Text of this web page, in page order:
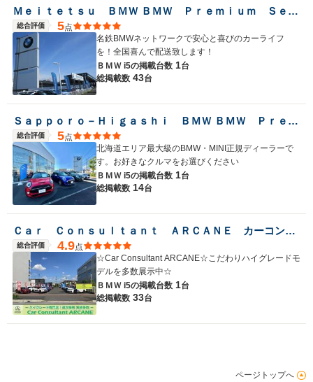
Ｍｅｉｔｅｔｓｕ ＢＭＷ ＢＭＷ Ｐｒｅｍｉｕｍ Ｓｅｌｅｃｔｉｏｎ 岐阜
総合評価 5点
名鉄BMWネットワークで安心と喜びのカーライフ
を！全国喜んで配送致します！
ＢＭＷ i5の掲載台数 1台
総掲載数 43台
Ｓａｐｐｏｒｏ－Ｈｉｇａｓｈｉ ＢＭＷ ＢＭＷ Ｐｒｅｍｉｕｍ Ｓｅｌｅｃｔｉｏｎ 札幌東
総合評価 5点
北海道エリア最大級のBMW・MINI正規ディーラーで
す。お好きなクルマをお選びください
ＢＭＷ i5の掲載台数 1台
総掲載数 14台
Ｃａｒ Ｃｏｎｓｕｌｔａｎｔ ＡＲＣＡＮＥ カーコンサルタントアーケイン
総合評価 4.9点
☆Car Consultant ARCANE☆こだわりハイグレードモ
デルを多数展示中☆
ＢＭＷ i5の掲載台数 1台
総掲載数 33台
ページトップへ